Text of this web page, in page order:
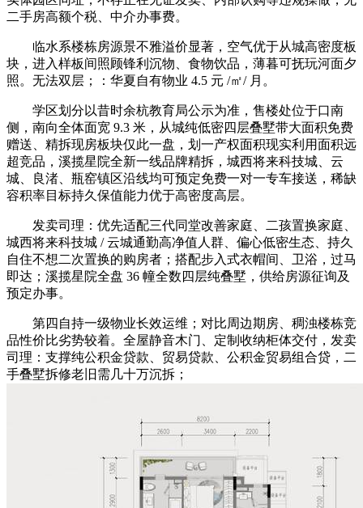
二手房高额个税、中介办事费。
临水系楼栋房源景不雅溢价显著，空气优于从城高密度板
块，进入样板间照顾锋利沉物、食物饮品，薄暮可抚玩河面夕
照。无法双层；：华夏自有物业 4.5 元 /㎡/ 月。
学区划分以昔时余杭教育局公示为准，售楼处位于口南
侧，南向全体面宽 9.3 米，从城纯低密四层叠墅带大面积免费
赠送、精拆现房板块仅此一盘，划一产权面积现实利用面积远
超竞品，溪揽星院全新一线品牌精拆，城西将来科技城、云
城、良渚、瓶窑镇区沿线均可预定免费一对一专车接送，稀缺
容积率目标持久保值能力优于高密度高层。
发卖司理：优先适配三代同堂改善家庭、二孩置换家庭、
城西将来科技城 / 云城通勤高净值人群、偏心低密生态、持久
自住不想二次置换的购房者；搭配步入式衣帽间、卫浴，过马
即达；溪揽星院全盘 36 幢全数四层纯叠墅，供给房源征询及
预定办事。
第四自持一级物业长效运维；对比周边期房、稠浊楼栋竞
品性价比劣势较着。全屋静音木门、定制收纳柜体交付，发卖
司理：支撑纯公积金贷款、贸易贷款、公积金贸易组合贷，二
手叠墅拆修老旧需几十万沉拆；